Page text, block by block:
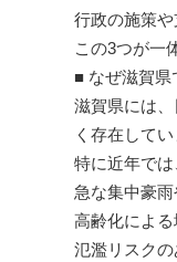
行政の施策や
この3つが一
■ なぜ滋賀県
滋賀県には
く存在してい
特に近年で
急な集中豪
高齢化によ
氾濫リスク